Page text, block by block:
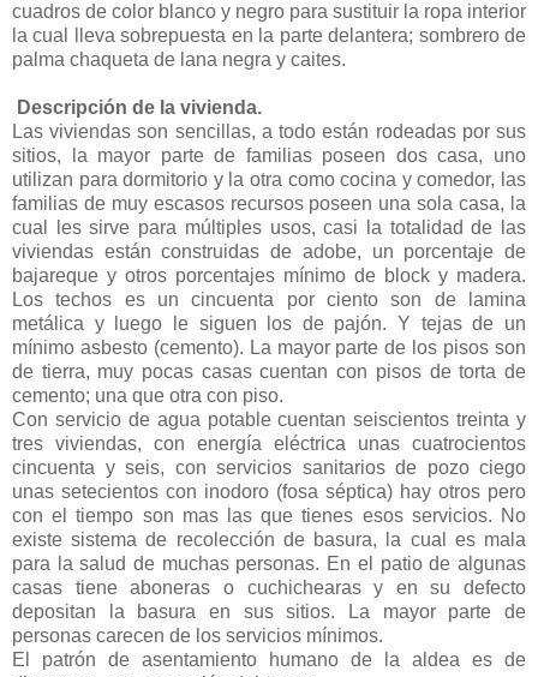
cuadros de color blanco y negro para sustituir la ropa interior
la cual lleva sobrepuesta en la parte delantera; sombrero de
palma chaqueta de lana negra y caites.
Descripción de la vivienda.
Las viviendas son sencillas, a todo están rodeadas por sus
sitios, la mayor parte de familias poseen dos casa, uno
utilizan para dormitorio y la otra como cocina y comedor, las
familias de muy escasos recursos poseen una sola casa, la
cual les sirve para múltiples usos, casi la totalidad de las
viviendas están construidas de adobe, un porcentaje de
bajareque y otros porcentajes mínimo de block y madera.
Los techos es un cincuenta por ciento son de lamina
metálica y luego le siguen los de pajón. Y tejas de un
mínimo asbesto (cemento). La mayor parte de los pisos son
de tierra, muy pocas casas cuentan con pisos de torta de
cemento; una que otra con piso.
Con servicio de agua potable cuentan seiscientos treinta y
tres viviendas, con energía eléctrica unas cuatrocientos
cincuenta y seis, con servicios sanitarios de pozo ciego
unas setecientos con inodoro (fosa séptica) hay otros pero
con el tiempo son mas las que tienes esos servicios. No
existe sistema de recolección de basura, la cual es mala
para la salud de muchas personas. En el patio de algunas
casas tiene aboneras o cuchichearas y en su defecto
depositan la basura en sus sitios. La mayor parte de
personas carecen de los servicios mínimos.
El patrón de asentamiento humano de la aldea es de